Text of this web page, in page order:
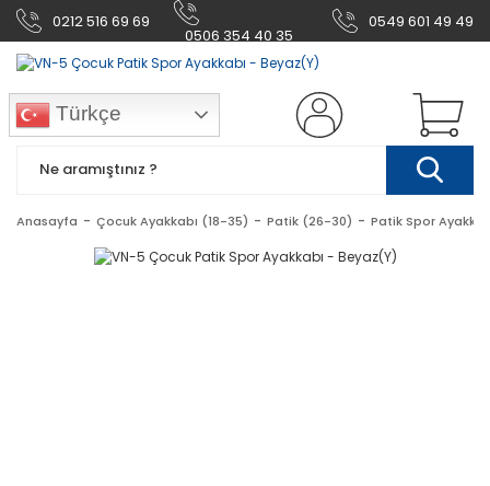
0212 516 69 69
0506 354 40 35
0549 601 49 49
Türkçe
Anasayfa Çocuk Ayakkabı (18-35) Patik (26-30) Patik Spor